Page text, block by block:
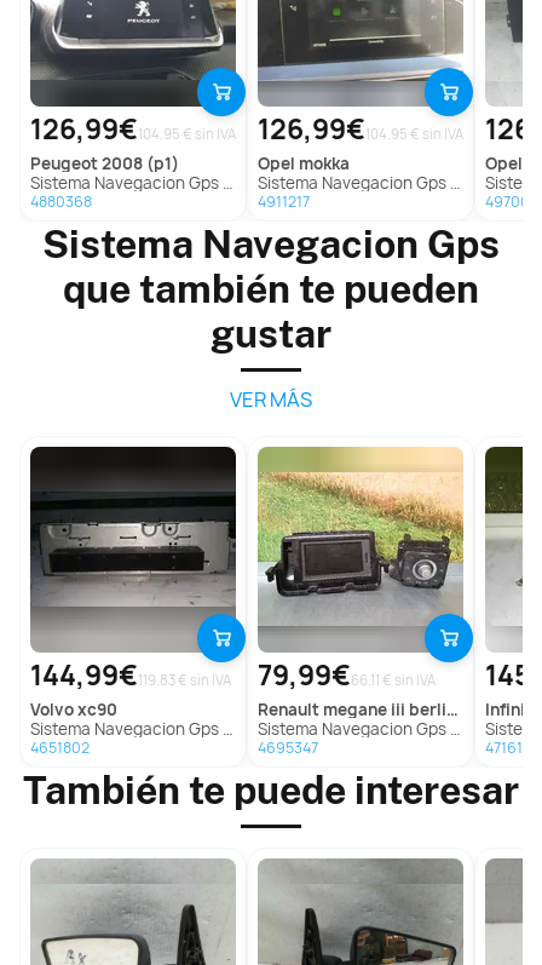
126,99€104.95 € sin IVA
peugeot2008 (p1)
Sistema Navegacion Gps para Peugeot 2008
4880368
126,99€104.95 € sin IVA
opel mokka
Sistema Navegacion Gps para Opel Mokka
4911217
opel
Sistema
Sistema Navegacion Gps
que también te pueden
gustar
VER MÁS
144,99€119.83 € sin IVA
volvoxc90
Sistema Navegacion Gps para Volvo Xc90
4651802
79,99€66.11 € sin IVA
renault megane iii berlina 5 p
Sistema Navegacion Gps Para Renault Megane Iii Berlina 5 P
4695347
infiniti
Sistema
4716157
También te puede interesar